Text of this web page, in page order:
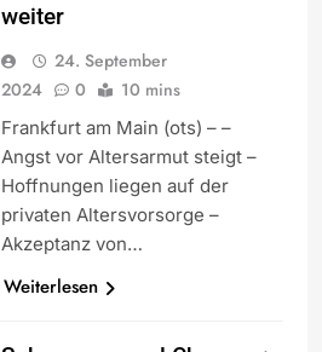
weiter
24. September
2024
0 10 mins
Frankfurt am Main (ots) – –
Angst vor Altersarmut steigt –
Hoffnungen liegen auf der
privaten Altersvorsorge –
Akzeptanz von…
Weiterlesen